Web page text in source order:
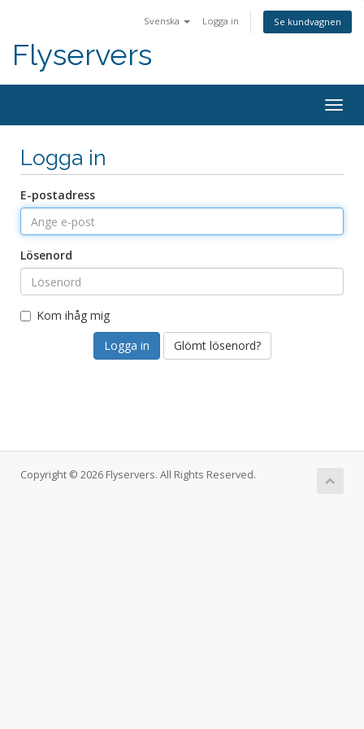
Svenska Logga in Se kundvagnen
Flyservers
Logga in
E-postadress
Lösenord
Kom ihåg mig
Glömt lösenord?
Copyright © 2026 Flyservers. All Rights Reserved.